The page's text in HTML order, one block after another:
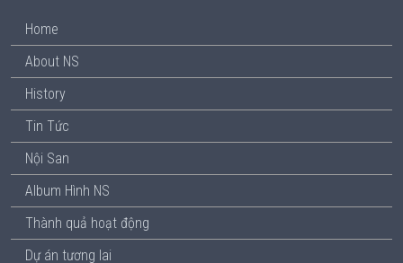
Home
About NS
History
Tin Tức
Nội San
Album Hình NS
Thành quả hoạt động
Dự án tương lai